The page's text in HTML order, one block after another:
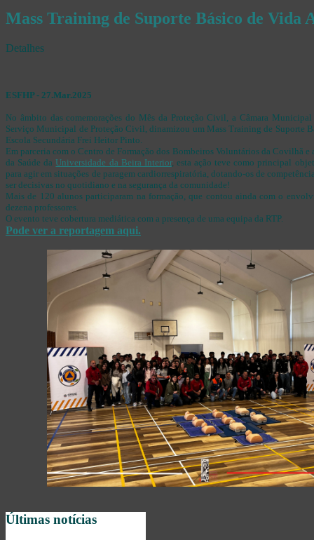
Mass Training de Suporte Básico de Vida
Detalhes
ESFHP - 27.Mar.2025
No âmbito das comemorações do Mês da Proteção Civil, a Câmara
Serviço Municipal de Proteção Civil, dinamizou um Mass Training de Suporte
Escola Secundária Frei Heitor Pinto.
Em parceria com o Centro de Formação dos Bombeiros Voluntários da Covilhã e
da Saúde da Universidade da Beira Interior, esta ação teve como principal
para agir em situações de paragem cardiorrespiratória, dotando-os de
ser decisivas no quotidiano e na segurança da comunidade!
Mais de 120 alunos participaram na formação, que contou ainda com o
dezena professores.
O evento teve cobertura mediática com a presença de uma equipa da RTP.
Pode ver a reportagem aqui.
Últimas notícias